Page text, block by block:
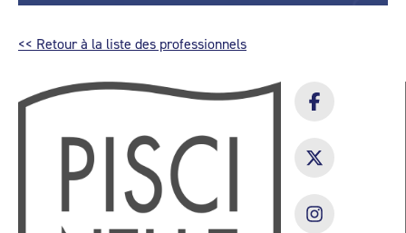
<< Retour à la liste des professionnels